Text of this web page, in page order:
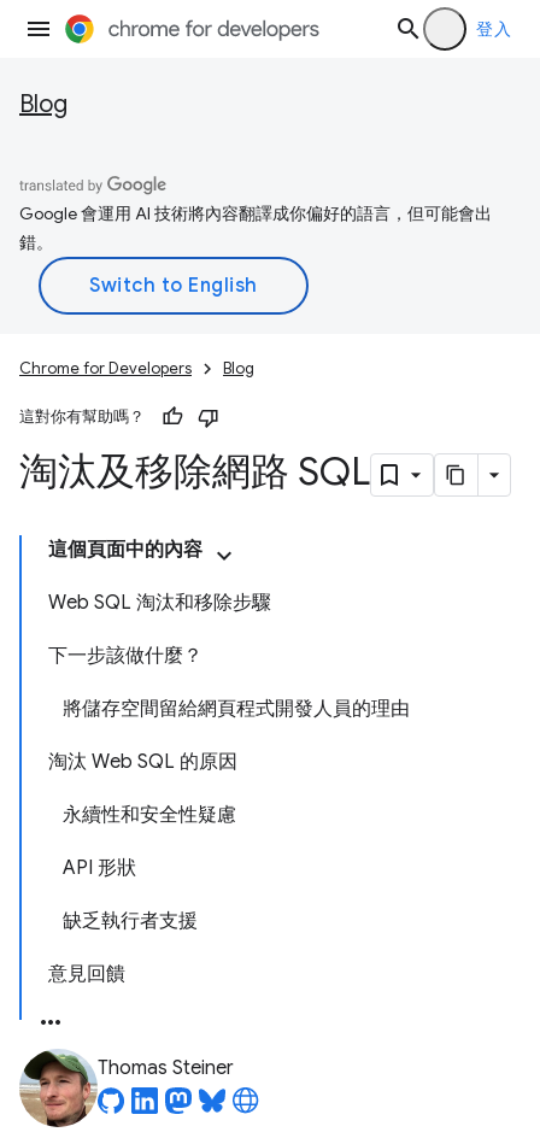
登入
Blog
Google 會運用 AI 技術將內容翻譯成你偏好的語言，但可能會出
錯。
Chrome for Developers Blog
這對你有幫助嗎？
淘汰及移除網路 SQL
這個頁面中的內容
Web SQL 淘汰和移除步驟
下一步該做什麼？
將儲存空間留給網頁程式開發人員的理由
淘汰 Web SQL 的原因
永續性和安全性疑慮
API 形狀
缺乏執行者支援
意見回饋
Thomas Steiner